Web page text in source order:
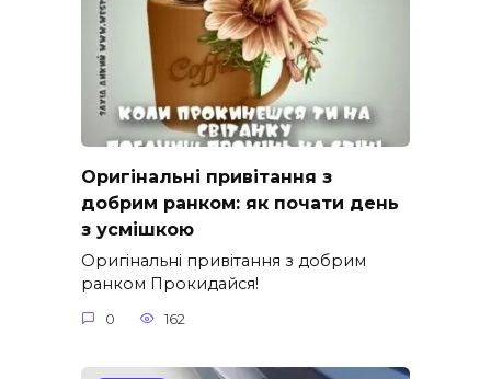
Оригінальні привітання з
добрим ранком: як почати день
з усмішкою
Оригінальні привітання з добрим
ранком Прокидайся!
0 162